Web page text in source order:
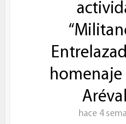
homenaje
hace 4